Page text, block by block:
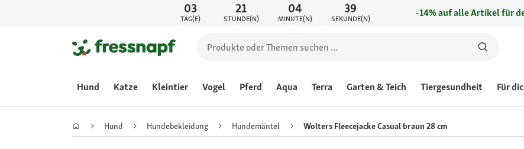
03
TAG(E)
21
STUNDE(N)
04
MINUTE(N)
39
SEKUNDE(N) -14% auf alle Artikel für
Hund Katze Kleintier Vogel Pferd Aqua Terra Garten & Teich Tiergesundheit Für
Hund Hundebekleidung Hundemäntel Wolters Fleecejacke Casual braun 28 cm